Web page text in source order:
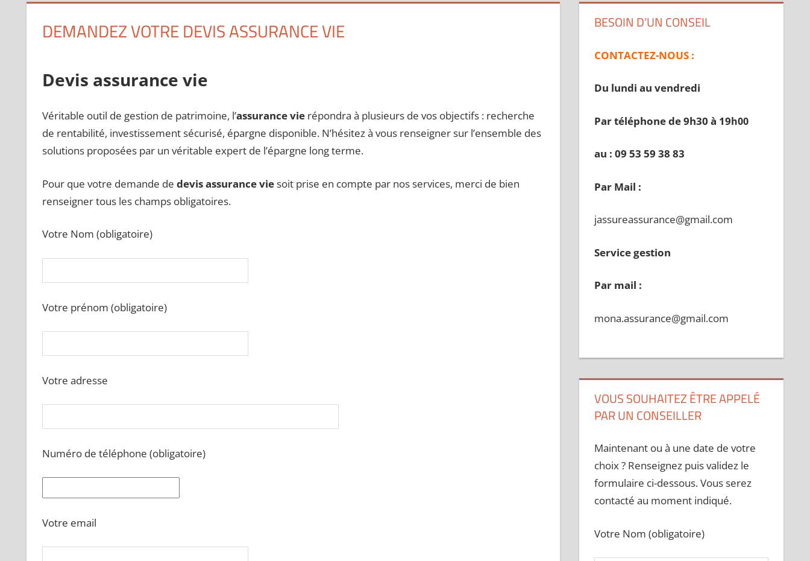
DEMANDEZ VOTRE DEVIS ASSURANCE VIE
Devis assurance vie
Véritable outil de gestion de patrimoine, l’assurance vierépondra à plusieurs de vos objectifs : recherche
de rentabilité, investissement sécurisé, épargne disponible. N’hésitez à vous renseigner sur l’ensemble des
solutions proposées par un véritable expert de l’épargne long terme.
Pour que votre demande de devis assurance viesoit prise en compte par nos services, merci de bien
renseigner tous les champs obligatoires.
Votre Nom (obligatoire)
Votre prénom (obligatoire)
Votre adresse
Numéro de téléphone (obligatoire)
Votre email
BESOIN D’UN CONSEIL
CONTACTEZ-NOUS :
Du lundi au vendredi
Par téléphone de 9h30 à 19h00
au : 09 53 59 38 83
Par Mail :
jassureassurance@gmail.com
Service gestion
Par mail :
mona.assurance@gmail.com
VOUS SOUHAITEZ ÊTRE APPELÉ
PAR UN CONSEILLER
Maintenant ou à une date de votre
choix ? Renseignez puis validez le
formulaire ci-dessous. Vous serez
contacté au moment indiqué.
Votre Nom (obligatoire)